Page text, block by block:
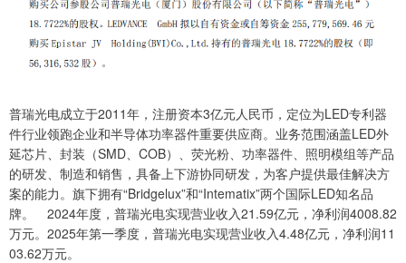
普瑞光电成立于2011年，注册资本3亿元人民币，定位为LED专利器
件行业领跑企业和半导体功率器件重要供应商。业务范围涵盖LED外
延芯片、封装（SMD、COB）、荧光粉、功率器件、照明模组等产品
的研发、制造和销售，具备上下游协同研发，为客户提供最佳解决方
案的能力。旗下拥有“Bridgelux”和“Intematix”两个国际LED知名品
牌。 2024年度，普瑞光电实现营业收入21.59亿元，净利润4008.82
万元。2025年第一季度，普瑞光电实现营业收入4.48亿元，净利润11
03.62万元。